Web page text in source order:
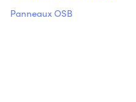
Panneaux OSB